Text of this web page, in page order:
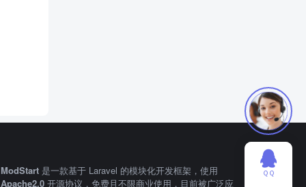
ModStart 是一款基于 Laravel 的模块化开发框架，使用
Apache2.0 开源协议，免费且不限商业使用，目前被广泛应
ＱＱ